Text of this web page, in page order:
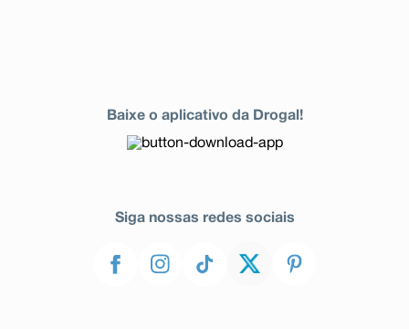
Baixe o aplicativo da Drogal!
Siga nossas redes sociais